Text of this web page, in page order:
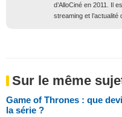
d’AlloCiné en 2011. Il
streaming et l’actualité
Sur le même
Game of Thrones : que
la série ?